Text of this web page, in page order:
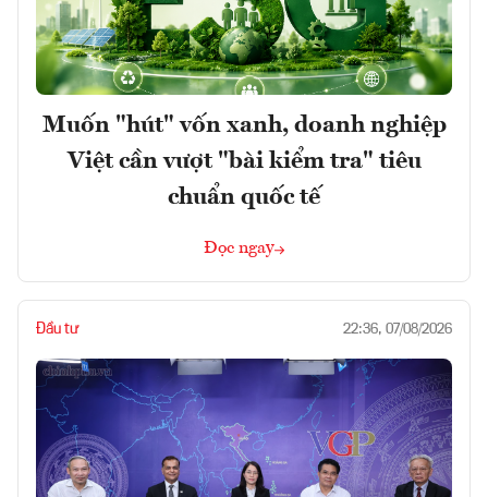
Muốn "hút" vốn xanh, doanh nghiệp
Việt cần vượt "bài kiểm tra" tiêu
chuẩn quốc tế
Đọc ngay
Đầu tư 22:36, 07/08/2026